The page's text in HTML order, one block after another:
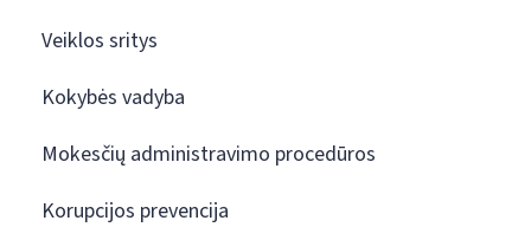
Veiklos sritys
Kokybės vadyba
Mokesčių administravimo procedūros
Korupcijos prevencija